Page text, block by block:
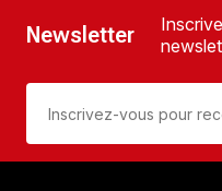
Newsletter